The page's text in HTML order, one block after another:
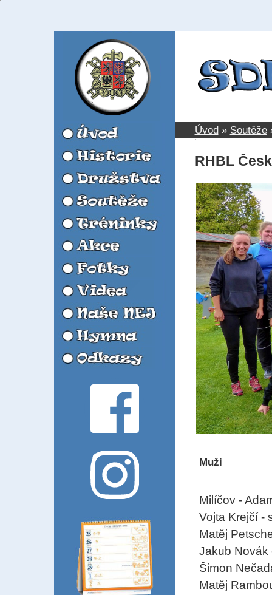
Úvod» Soutěže
RHBL
Muži
Milíčov -
Vojta Krejčí -
Matěj
Jakub Novák
Šimon
Matěj